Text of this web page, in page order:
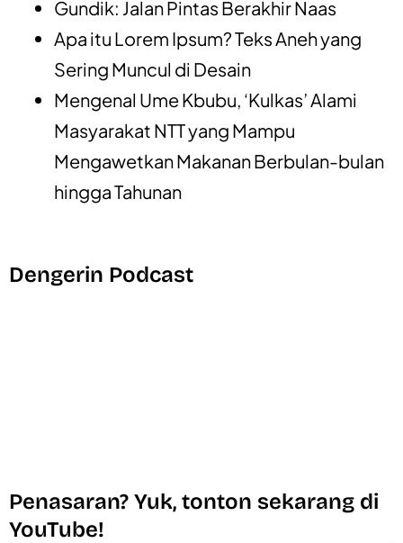
Gundik: Jalan Pintas Berakhir Naas
Apa itu Lorem Ipsum? Teks Aneh yang
Sering Muncul di Desain
Mengenal Ume Kbubu, ‘Kulkas’ Alami
Masyarakat NTT yang Mampu
Mengawetkan Makanan Berbulan-bulan
hingga Tahunan
Dengerin Podcast
Penasaran? Yuk, tonton sekarang di
YouTube!